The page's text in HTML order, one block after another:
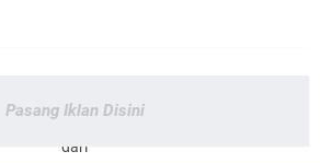
Pasang Iklan Disini
dari